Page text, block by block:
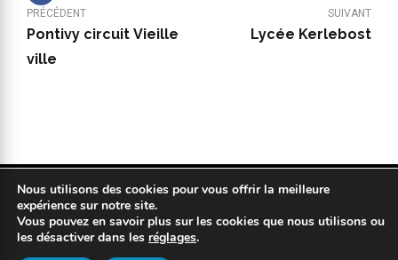
PRÉCÉDENT
Pontivy circuit Vieille
ville
SUIVANT
Lycée Kerlebost
Copyright 2019 © COPYPLAN. Tous droits réservés |Mentions légales
|Politique de confidentialité
Nous utilisons des cookies pour vous offrir la meilleure
expérience sur notre site.
Vous pouvez en savoir plus sur les cookies que nous utilisons ou
les désactiver dans les réglages.